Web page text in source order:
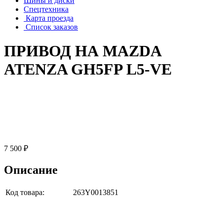
Спецтехника
Карта проезда
Список заказов
ПРИВОД НА MAZDA
ATENZA GH5FP L5-VE
7 500 ₽
Описание
Код товара:
263Y0013851